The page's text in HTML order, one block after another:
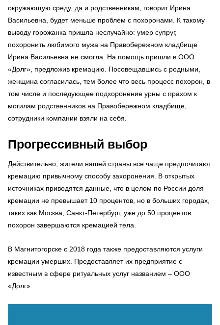
окружающую среду, да и родственникам, говорит Ирина
Васильевна, будет меньше проблем с похоронами. К такому
выводу горожанка пришла неслучайно: умер супруг,
похоронить любимого мужа на Правобережном кладбище
Ирина Васильевна не смогла. На помощь пришли в ООО
«Долг», предложив кремацию. Посовещавшись с родными,
женщина согласилась, тем более что весь процесс похорон, в
том числе и последующее подхоронение урны с прахом к
могилам родственников на Правобережном кладбище,
сотрудники компании взяли на себя.
Прогрессивный выбор
Действительно, жители нашей страны все чаще предпочитают
кремацию привычному способу захоронения. В открытых
источниках приводятся данные, что в целом по России доля
кремации не превышает 10 процентов, но в больших городах,
таких как Москва, Санкт-Петербург, уже до 50 процентов
похорон завершаются кремацией тела.
В Магнитогорске с 2018 года также предоставляются услуги
кремации умерших. Предоставляет их предприятие с
известным в сфере ритуальных услуг названием – ООО
«Долг».